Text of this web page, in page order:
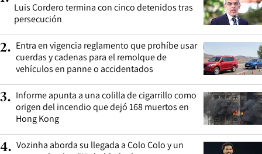
Luis Cordero termina con cinco detenidos tras
persecución
2. Entra en vigencia reglamento que prohíbe usar
cuerdas y cadenas para el remolque de
vehículos en panne o accidentados
3. Informe apunta a una colilla de cigarrillo como
origen del incendio que dejó 168 muertos en
Hong Kong
4. Vozinha aborda su llegada a Colo Colo y un